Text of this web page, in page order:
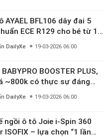
AYAEL BFL106 dây đai 5
ECE R129 cho bé từ 1–
DailyXe 19-03-2026 06:00
BOOSTER PLUS,
~800k có thực sự đáng
DailyXe 19-03-2026 06:00
ngồi ô tô Joie i-Spin 360
ISOFIX – lựa chọn “1 lần